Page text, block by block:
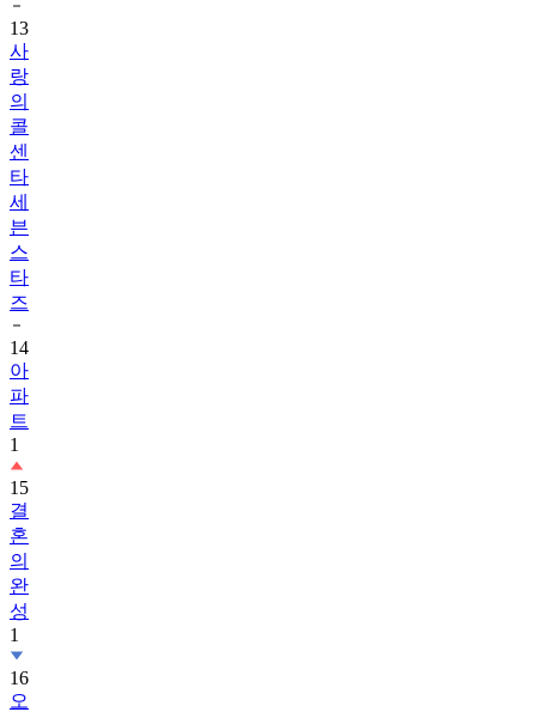
13
사
랑
의
콜
센
타
세
븐
스
타
즈
14
아
파
트
1
15
결
혼
의
완
성
1
16
오